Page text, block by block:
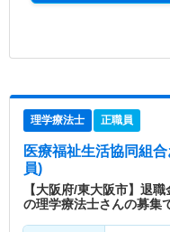
理学療法士 正職員
医療福祉生活協同組
員)
【大阪府/東大阪市】退
の理学療法士さんの募集